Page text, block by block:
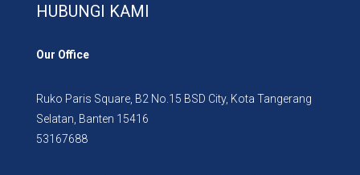
HUBUNGI KAMI
Our Office
Ruko Paris Square, B2 No.15 BSD City, Kota Tangerang
Selatan, Banten 15416
53167688